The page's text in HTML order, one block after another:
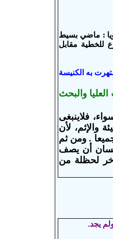
3) نحويا : بها فعل مضارع احتمالي شرطي بينما الآية (لو 13: 5) نحويا : ماضي بسيط
للخطية مقابل
به الكنيسة
والبحث
فلاينبغى
والإثم، لأن
. ومن ثم
أن يصف
لحظلة من